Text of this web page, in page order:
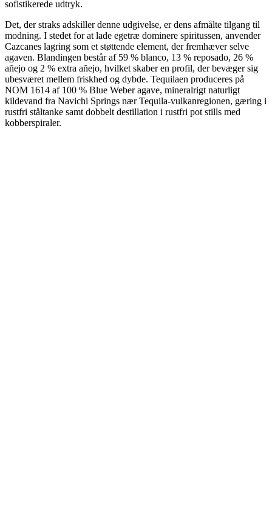
sofistikerede udtryk.
Det, der straks adskiller denne udgivelse, er dens afmålte tilgang til
modning. I stedet for at lade egetræ dominere spiritussen, anvender
Cazcanes lagring som et støttende element, der fremhæver selve
agaven. Blandingen består af 59 % blanco, 13 % reposado, 26 %
añejo og 2 % extra añejo, hvilket skaber en profil, der bevæger sig
ubesværet mellem friskhed og dybde. Tequilaen produceres på
NOM 1614 af 100 % Blue Weber agave, mineralrigt naturligt
kildevand fra Navichi Springs nær Tequila-vulkanregionen, gæring i
rustfri ståltanke samt dobbelt destillation i rustfri pot stills med
kobberspiraler.